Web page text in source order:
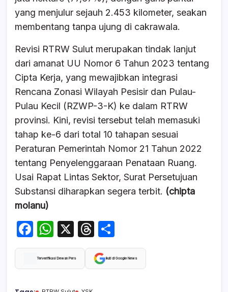
yang menjulur sejauh 2.453 kilometer, seakan
membentang tanpa ujung di cakrawala.
Revisi RTRW Sulut merupakan tindak lanjut
dari amanat UU Nomor 6 Tahun 2023 tentang
Cipta Kerja, yang mewajibkan integrasi
Rencana Zonasi Wilayah Pesisir dan Pulau-
Pulau Kecil (RZWP-3-K) ke dalam RTRW
provinsi. Kini, revisi tersebut telah memasuki
tahap ke-6 dari total 10 tahapan sesuai
Peraturan Pemerintah Nomor 21 Tahun 2022
tentang Penyelenggaraan Penataan Ruang.
Usai Rapat Lintas Sektor, Surat Persetujuan
Substansi diharapkan segera terbit. (chipta
molanu)
F
a
c
W
h
at
X
T
hr
e
h
ar
Terverifikasi Dewan Pers Ikuti di Google News